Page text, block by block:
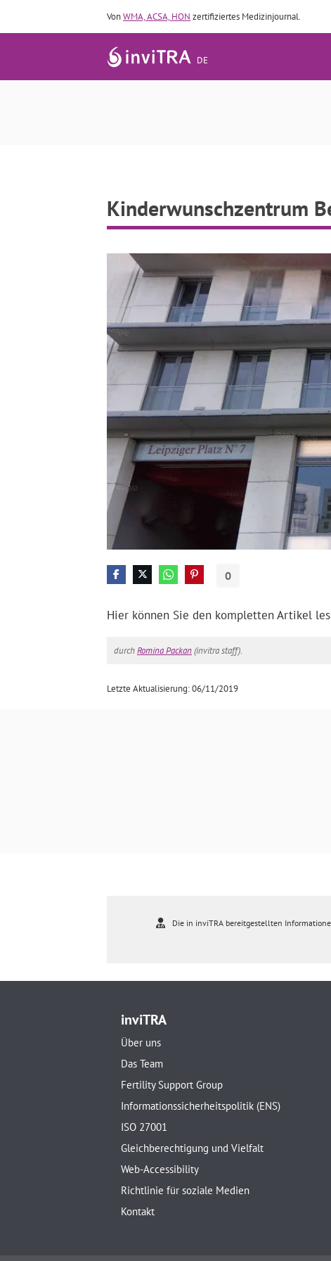
VonWMA, ACSA, HON zertifiziertes Medizinjournal.
DE
Kinderwunschzentrum
0
Hier können Sie den kompletten Artikel
durchRomina Packan(invitra staff).
Letzte Aktualisierung: 06/11/2019
Die in inviTRA bereitgestellten
inviTRA
Über uns
Das Team
Fertility Support Group
Informationssicherheitspolitik (ENS)
ISO 27001
Gleichberechtigung und Vielfalt
Web-Accessibility
Richtlinie für soziale Medien
Kontakt